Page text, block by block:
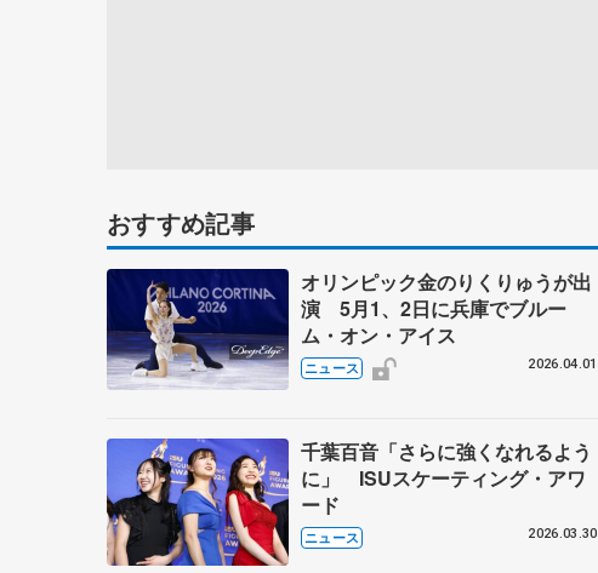
おすすめ記事
オリンピック金のりくりゅうが出
演 5月1、2日に兵庫でブルー
ム・オン・アイス
ニュース 2026.04.01
千葉百音「さらに強くなれるよう
に」 ISUスケーティング・アワ
ード
ニュース 2026.03.30